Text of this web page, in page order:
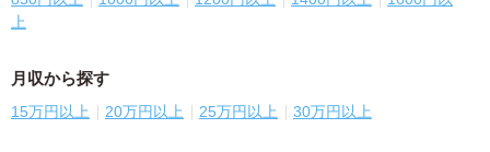
上
月収から探す
15万円以上 20万円以上 25万円以上 30万円以上